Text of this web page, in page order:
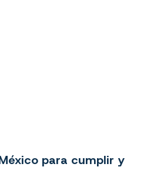
para cumplir y